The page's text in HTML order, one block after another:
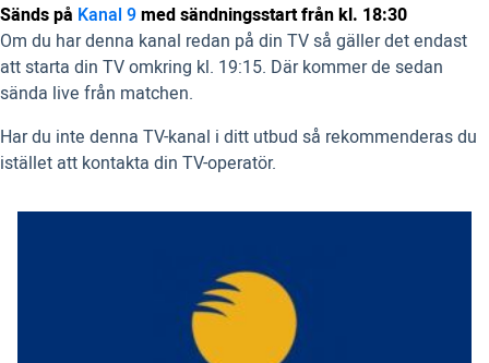
Sänds på Kanal 9med sändningsstart från kl. 18:30
Om du har denna kanal redan på din TV så gäller det endast
att starta din TV omkring kl. 19:15. Där kommer de sedan
sända live från matchen.
Har du inte denna TV-kanal i ditt utbud så rekommenderas du
istället att kontakta din TV-operatör.